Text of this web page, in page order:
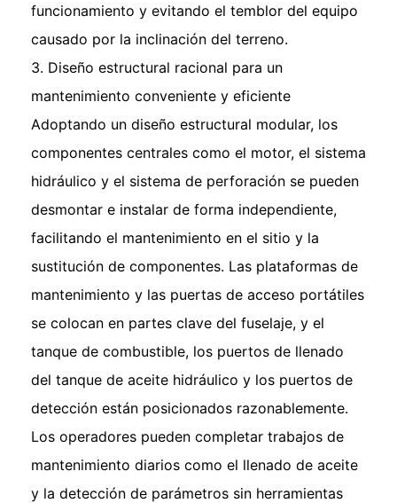
funcionamiento y evitando el temblor del equipo
causado por la inclinación del terreno.
3. Diseño estructural racional para un
mantenimiento conveniente y eficiente
Adoptando un diseño estructural modular, los
componentes centrales como el motor, el sistema
hidráulico y el sistema de perforación se pueden
desmontar e instalar de forma independiente,
facilitando el mantenimiento en el sitio y la
sustitución de componentes. Las plataformas de
mantenimiento y las puertas de acceso portátiles
se colocan en partes clave del fuselaje, y el
tanque de combustible, los puertos de llenado
del tanque de aceite hidráulico y los puertos de
detección están posicionados razonablemente.
Los operadores pueden completar trabajos de
mantenimiento diarios como el llenado de aceite
y la detección de parámetros sin herramientas